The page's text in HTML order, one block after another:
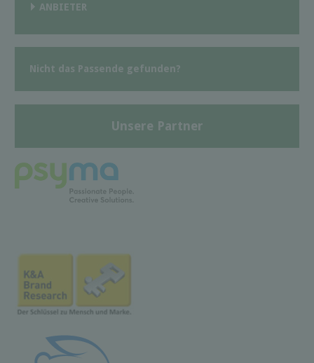
ANBIETER
Nicht das Passende gefunden?
Unsere Partner